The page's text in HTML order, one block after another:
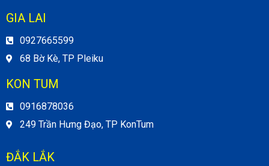
GIA LAI
0927665599
68 Bờ Kè, TP Pleiku
KON TUM
0916878036
249 Trần Hưng Đạo, TP KonTum
ĐẮK LẮK